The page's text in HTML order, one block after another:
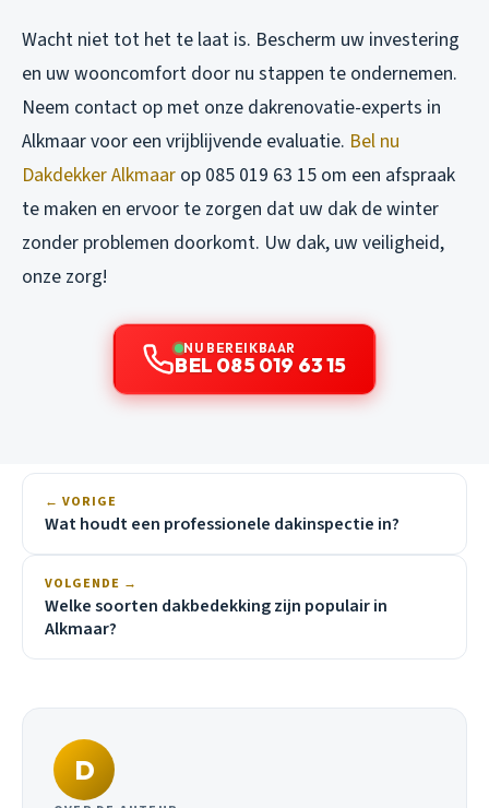
Wacht niet tot het te laat is. Bescherm uw investering
en uw wooncomfort door nu stappen te ondernemen.
Neem contact op met onze dakrenovatie-experts in
Alkmaar voor een vrijblijvende evaluatie. Bel nu
Dakdekker Alkmaar op 085 019 63 15 om een afspraak
te maken en ervoor te zorgen dat uw dak de winter
zonder problemen doorkomt. Uw dak, uw veiligheid,
onze zorg!
NU BEREIKBAAR
BEL 085 019 63 15
← VORIGE
Wat houdt een professionele dakinspectie in?
VOLGENDE →
Welke soorten dakbedekking zijn populair in
Alkmaar?
D